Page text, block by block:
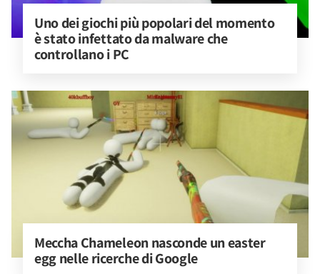
Uno dei giochi più popolari del momento
è stato infettato da malware che
controllano i PC
Meccha Chameleon nasconde un easter
egg nelle ricerche di Google